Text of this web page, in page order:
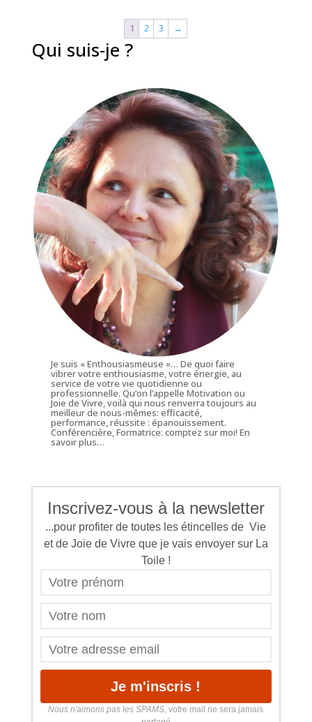
1 2 3 →
Qui suis-je ?
Je suis « Enthousiasmeuse »… De quoi faire
vibrer votre enthousiasme, votre énergie, au
service de votre vie quotidienne ou
professionnelle. Qu’on l’appelle Motivation ou
Joie de Vivre, voilà qui nous renverra toujours au
meilleur de nous-mêmes: efficacité,
performance, réussite : épanouissement.
Conférencière, Formatrice: comptez sur moi!En
savoir plus…
Inscrivez-vous à la newsletter
...pour profiter de toutes les étincelles de Vie
et de Joie de Vivre que je vais envoyer sur La
Toile !
Nous n'aimons pas les SPAMS, votre mail ne sera jamais